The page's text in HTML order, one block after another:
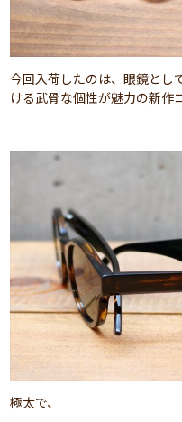
今回入荷したのは、眼鏡とし
ける武骨な個性が魅力の新作
極太で、